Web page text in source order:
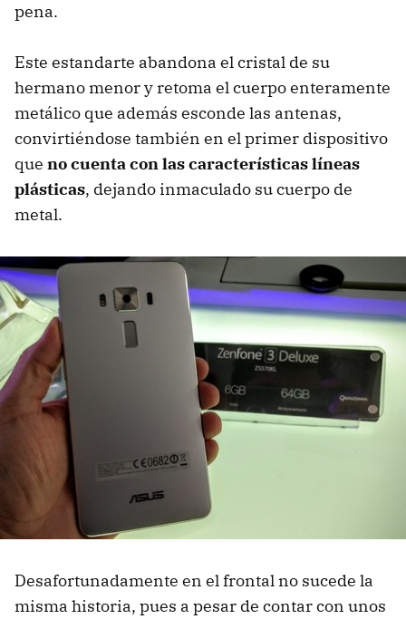
pena.
Este estandarte abandona el cristal de su
hermano menor y retoma el cuerpo enteramente
metálico que además esconde las antenas,
convirtiéndose también en el primer dispositivo
que no cuenta con las características líneas
plásticas, dejando inmaculado su cuerpo de
metal.
Desafortunadamente en el frontal no sucede la
misma historia, pues a pesar de contar con unos